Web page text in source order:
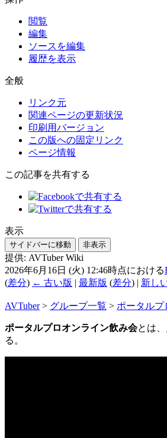
閲覧
編集
ソースを編集
履歴を表示
全般
リンク元
関連ページの更新状況
印刷用バージョン
この版への固定リンク
ページ情報
この記事を共有する
表示
サイドバーに移動 非表示
提供: AVTuber Wiki
2026年6月16日 (火) 12:46時点における
(差分) ← 古い版 | 最新版 (差分) | 新し
AVTuber> グループ一覧 > ポータルプ
ポータルプロオンライン飲み会とは
る。